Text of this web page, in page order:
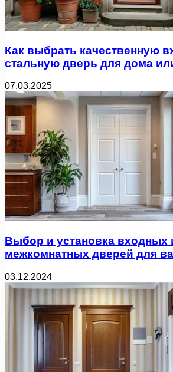
Как выбрать качественную
стальную дверь для дома
07.03.2025
Выбор и установка входных
межкомнатных дверей для
03.12.2024